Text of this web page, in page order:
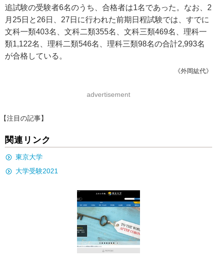
追試験の受験者6名のうち、合格者は1名であった。なお、2
月25日と26日、27日に行われた前期日程試験では、すでに
文科一類403名、文科二類355名、文科三類469名、理科一
類1,122名、理科二類546名、理科三類98名の合計2,993名
が合格している。
《外岡紘代》
advertisement
【注目の記事】
関連リンク
東京大学
大学受験2021